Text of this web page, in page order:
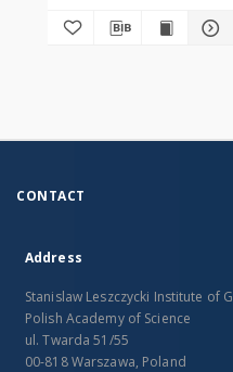
CONTACT
Address
Stanislaw Leszczycki Institute of
Polish Academy of Science
ul. Twarda 51/55
00-818 Warszawa, Poland